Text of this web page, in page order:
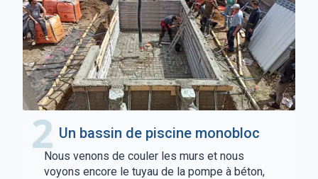
Un bassin de piscine monobloc
Nous venons de couler les murs et nous
voyons encore le tuyau de la pompe à béton,